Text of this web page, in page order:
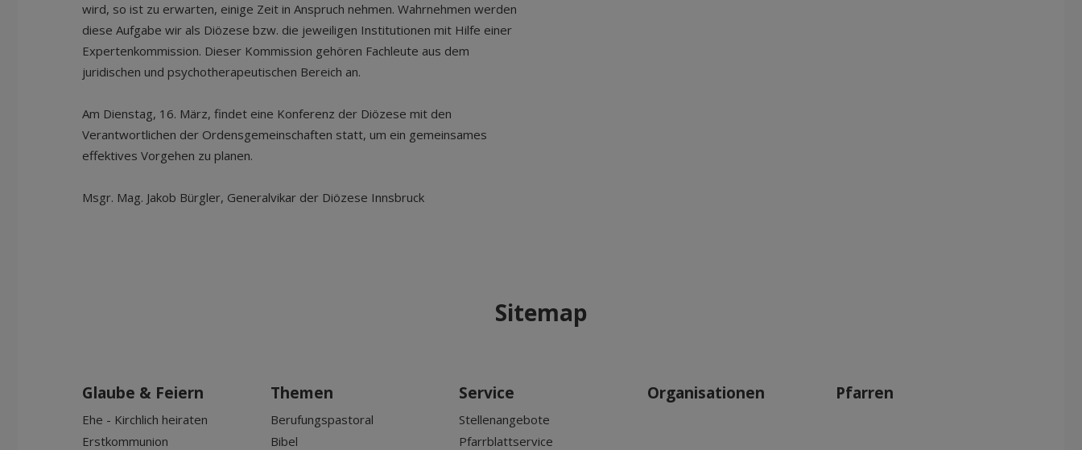
wird, so ist zu erwarten, einige Zeit in Anspruch nehmen. Wahrnehmen werden
diese Aufgabe wir als Diözese bzw. die jeweiligen Institutionen mit Hilfe einer
Expertenkommission. Dieser Kommission gehören Fachleute aus dem
juridischen und psychotherapeutischen Bereich an.
Am Dienstag, 16. März, findet eine Konferenz der Diözese mit den
Verantwortlichen der Ordensgemeinschaften statt, um ein gemeinsames
effektives Vorgehen zu planen.
Msgr. Mag. Jakob Bürgler, Generalvikar der Diözese Innsbruck
Sitemap
Glaube & Feiern
Ehe - Kirchlich heiraten
Erstkommunion
Themen
Berufungspastoral
Bibel
Service
Stellenangebote
Pfarrblattservice
Organisationen Pfarren